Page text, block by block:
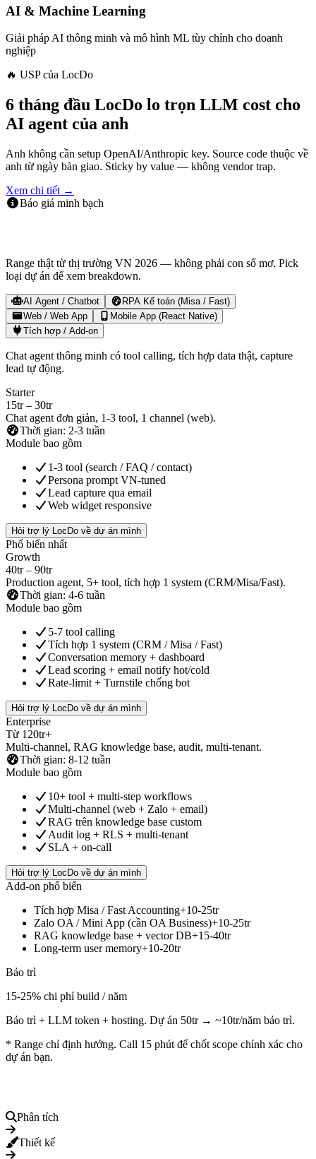
AI & Machine Learning
Giải pháp AI thông minh và mô hình ML tùy chỉnh cho doanh
nghiệp
🔥 USP của LocDo
6 tháng đầu LocDo lo trọn LLM cost cho
AI agent của anh
Anh không cần setup OpenAI/Anthropic key. Source code thuộc về
anh từ ngày bàn giao. Sticky by value — không vendor trap.
Xem chi tiết →
Báo giá minh bạch
Range thật từ thị trường VN 2026 — không phải con số mơ. Pick
loại dự án để xem breakdown.
AI Agent / Chatbot
RPA Kế toán (Misa / Fast)
Web / Web App
Mobile App (React Native)
Tích hợp / Add-on
Chat agent thông minh có tool calling, tích hợp data thật, capture
lead tự động.
Starter
15tr – 30tr
Chat agent đơn giản, 1-3 tool, 1 channel (web).
Thời gian: 2-3 tuần
Module bao gồm
1-3 tool (search / FAQ / contact)
Persona prompt VN-tuned
Lead capture qua email
Web widget responsive
Hỏi trợ lý LocDo về dự án mình
Phổ biến nhất
Growth
40tr – 90tr
Production agent, 5+ tool, tích hợp 1 system (CRM/Misa/Fast).
Thời gian: 4-6 tuần
Module bao gồm
5-7 tool calling
Tích hợp 1 system (CRM / Misa / Fast)
Conversation memory + dashboard
Lead scoring + email notify hot/cold
Rate-limit + Turnstile chống bot
Hỏi trợ lý LocDo về dự án mình
Enterprise
Từ 120tr+
Multi-channel, RAG knowledge base, audit, multi-tenant.
Thời gian: 8-12 tuần
Module bao gồm
10+ tool + multi-step workflows
Multi-channel (web + Zalo + email)
RAG trên knowledge base custom
Audit log + RLS + multi-tenant
SLA + on-call
Hỏi trợ lý LocDo về dự án mình
Add-on phổ biến
Tích hợp Misa / Fast Accounting+10-25tr
Zalo OA / Mini App (cần OA Business)+10-25tr
RAG knowledge base + vector DB+15-40tr
Long-term user memory+10-20tr
Bảo trì
15-25% chi phí build / năm
Bảo trì + LLM token + hosting. Dự án 50tr → ~10tr/năm bảo trì.
* Range chỉ định hướng. Call 15 phút để chốt scope chính xác cho
dự án bạn.
Phân tích
Thiết kế